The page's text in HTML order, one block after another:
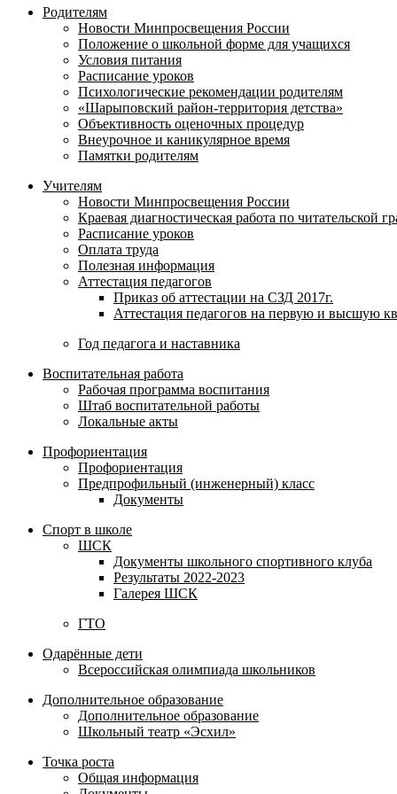
Родителям
Новости Минпросвещения России
Положение о школьной форме для учащихся
Условия питания
Расписание уроков
Психологические рекомендации родителям
«Шарыповский район-территория детства»
Объективность оценочных процедур
Внеурочное и каникулярное время
Памятки родителям
Учителям
Новости Минпросвещения России
Краевая диагностическая работа по читательской
Расписание уроков
Оплата труда
Полезная информация
Аттестация педагогов
Приказ об аттестации на СЗД 2017г.
Аттестация педагогов на первую и высшую
Год педагога и наставника
Воспитательная работа
Рабочая программа воспитания
Штаб воспитательной работы
Локальные акты
Профориентация
Профориентация
Предпрофильный (инженерный) класс
Документы
Спорт в школе
ШСК
Документы школьного спортивного клуба
Результаты 2022-2023
Галерея ШСК
ГТО
Одарённые дети
Всероссийская олимпиада школьников
Дополнительное образование
Дополнительное образование
Школьный театр «Эсхил»
Точка роста
Общая информация